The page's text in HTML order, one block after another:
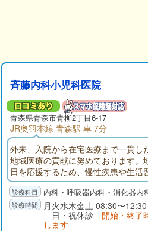
斉藤内科小児科医院
青森県青森市青柳2丁目6-17
JR奥羽本線 青森駅 車 7分
外来、入院から在宅医療まで一貫し
地域医療の貢献に努めております。
日を応援するため、慢性疾患や生活
いでいきたいと思っていますので、
ければ幸いです。内科・呼吸器内科・消化器内
月火水木金土 08:30〜
日・祝休診 開始・終了
します